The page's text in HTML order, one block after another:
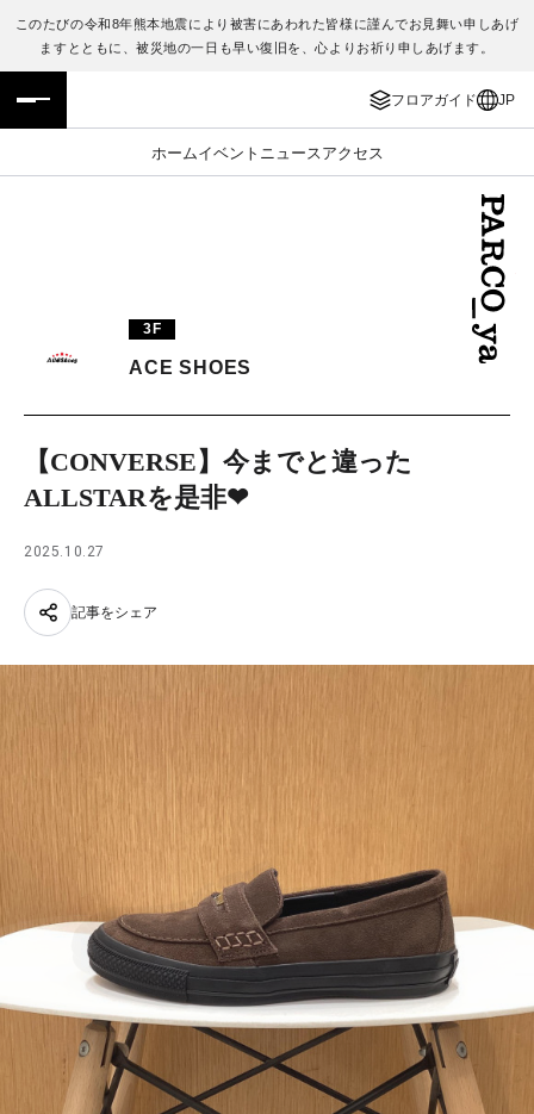
このたびの令和8年熊本地震により被害にあわれた皆様に謹んでお見舞い申しあげ
ますとともに、被災地の一日も早い復旧を、心よりお祈り申しあげます。
フロアガイド JP
ホームイベント ニュース アクセス
フロアガイド
施設案内・アクセス
TAX FREE
JP
ENGLISH
繁体字
日本語
3F
ACE SHOES
【CONVERSE】今までと違った
ALLSTARを是非❤
2025.10.27
記事をシェア